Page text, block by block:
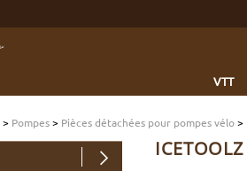
VTT
> Pompes> Pièces détachées pour pompes vélo>